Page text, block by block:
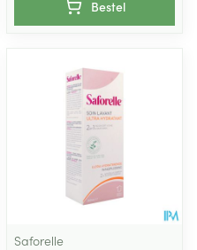
Bestel
Saforelle